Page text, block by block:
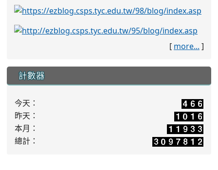
[ more... ]
計數器
今天：
昨天：
本月：
總計：